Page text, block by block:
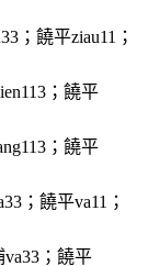
；饒平ziau11；
；饒平
；饒平
；饒平va11；
va33；饒平